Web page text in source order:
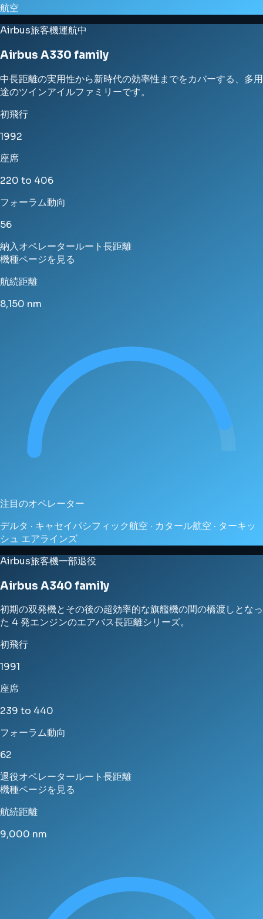
航空
Airbus旅客機運航中
Airbus A330 family
中長距離の実用性から新時代の効率性までをカバーする、多用
途のツインアイルファミリーです。
初飛行
1992
座席
220 to 406
フォーラム動向
56
納入オペレータールート長距離
機種ページを見る
航続距離
8,150 nm
注目のオペレーター
デルタ · キャセイパシフィック航空 · カタール航空 · ターキッ
シュ エアラインズ
Airbus旅客機一部退役
Airbus A340 family
初期の双発機とその後の超効率的な旗艦機の間の橋渡しとなっ
た 4 発エンジンのエアバス長距離シリーズ。
初飛行
1991
座席
239 to 440
フォーラム動向
62
退役オペレータールート長距離
機種ページを見る
航続距離
9,000 nm